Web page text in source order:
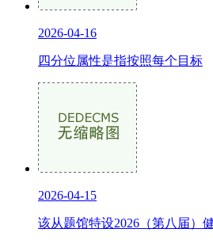
2026-04-16
四分位属性是指按照每个目标
2026-04-15
该从题馆特设2026（第八届）